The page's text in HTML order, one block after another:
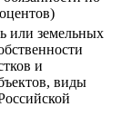
или земельных
и
виды